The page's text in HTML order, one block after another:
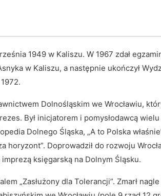
1949 w Kaliszu. W 1967 zdał
w Kaliszu, a następnie ukończył
Dolnośląskim we Wrocławiu,
Był inicjatorem i pomysłodawcą
Dolnego Śląska, „A to Polska
horyzont”. Doprowadził do rozwoju
księgarską na Dolnym Śląsku.
„Zasłużony dla Tolerancji”. Zmarł